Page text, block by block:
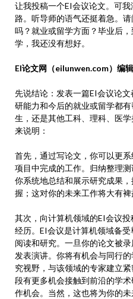
让我投稿一个EI会议论文。可
路。听导师的语气还挺着急。
吗？就业或留学方面？毕业后
学，我还没有想好。
EI论文网（eilunwen.com）编辑
先说结论：发表一篇EI会议论
研能力和今后的就业或留学都
生，还是其他工科、理科、医
来说明：
首先，通过写论文，你可以更
项目中完成的工作。归纳整理
你系统地总结和展示研究成果
握；这对你的未来工作将大有裨
其次，向计算机领域的EI会议
经历。EI会议是计算机领域备
阅读和研究。一旦你的论文被
发表演讲。你将有机会与同行
究视野，与该领域的专家建立
段有更多机会接触到前沿的学
作机会。当然，这也将为你的